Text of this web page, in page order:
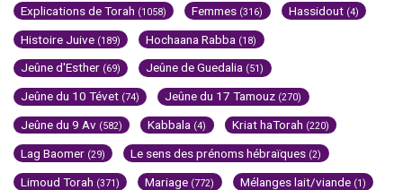
Explications de Torah (1058) Femmes (316) Hassidout (4)
Histoire Juive (189) Hochaana Rabba (18)
Jeûne d'Esther (69) Jeûne de Guedalia (51)
Jeûne du 10 Tévet (74) Jeûne du 17 Tamouz (270)
Jeûne du 9 Av (582) Kabbala (4) Kriat haTorah (220)
Lag Baomer (29) Le sens des prénoms hébraïques (2)
Limoud Torah (371) Mariage (772) Mélanges lait/viande (1)